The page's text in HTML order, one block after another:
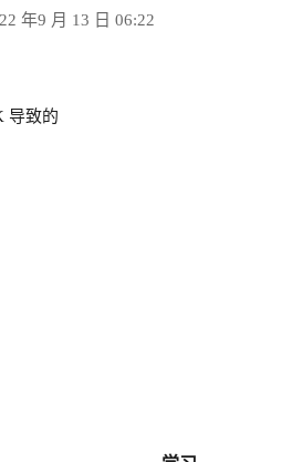
年9 月 13 日 06:22
导致的